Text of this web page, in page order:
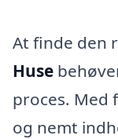
At finde den
Huse
proces. Med
og nemt